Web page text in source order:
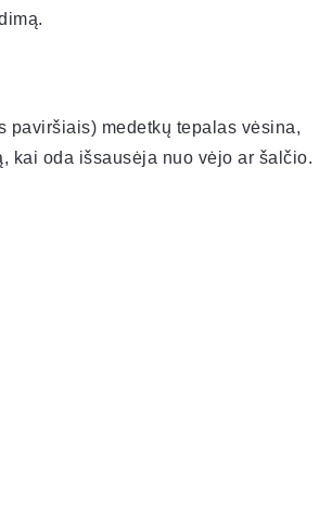
paviršiais) medetkų tepalas vėsina,
kai oda išsausėja nuo vėjo ar šalčio.